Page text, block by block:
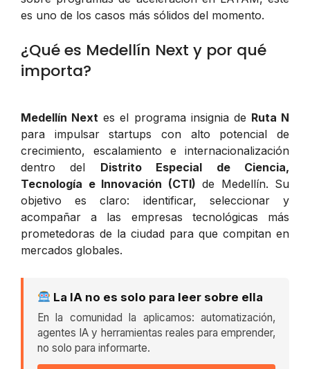
es uno de los casos más sólidos del momento.
¿Qué es Medellín Next y por qué
importa?
Medellín Next es el programa insignia de Ruta N
para impulsar startups con alto potencial de
crecimiento, escalamiento e internacionalización
dentro del Distrito Especial de Ciencia,
Tecnología e Innovación (CTI) de Medellín. Su
objetivo es claro: identificar, seleccionar y
acompañar a las empresas tecnológicas más
prometedoras de la ciudad para que compitan en
mercados globales.
La IA no es solo para leer sobre ella
En la comunidad la aplicamos: automatización,
agentes IA y herramientas reales para emprender,
no solo para informarte.